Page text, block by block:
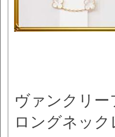
ヴァンクリ
ロングネッ